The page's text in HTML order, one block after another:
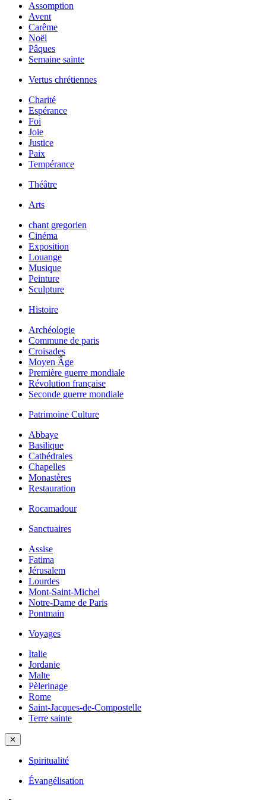
Assomption
Avent
Carême
Noël
Pâques
Semaine sainte
Vertus chrétiennes
Charité
Espérance
Foi
Joie
Justice
Paix
Tempérance
Théâtre
Arts
chant gregorien
Cinéma
Exposition
Louange
Musique
Peinture
Sculpture
Histoire
Archéologie
Commune de paris
Croisades
Moyen Âge
Première guerre mondiale
Révolution française
Seconde guerre mondiale
Patrimoine Culture
Abbaye
Basilique
Cathédrales
Chapelles
Monastères
Restauration
Rocamadour
Sanctuaires
Assise
Fatima
Jérusalem
Lourdes
Mont-Saint-Michel
Notre-Dame de Paris
Pontmain
Voyages
Italie
Jordanie
Malte
Pèlerinage
Rome
Saint-Jacques-de-Compostelle
Terre sainte
✕
Spiritualité
Évangélisation